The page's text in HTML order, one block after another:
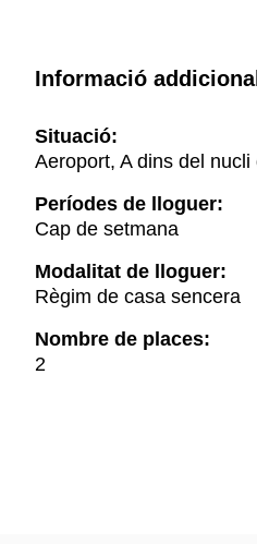
Informació addicional
Situació:
Aeroport, A dins del
Períodes de lloguer:
Cap de setmana
Modalitat de lloguer:
Règim de casa sencera
Nombre de places:
2